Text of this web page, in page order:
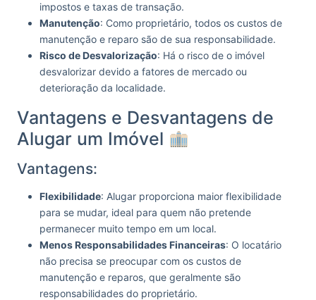
impostos e taxas de transação.
Manutenção: Como proprietário, todos os custos de
manutenção e reparo são de sua responsabilidade.
Risco de Desvalorização: Há o risco de o imóvel
desvalorizar devido a fatores de mercado ou
deterioração da localidade.
Vantagens e Desvantagens de
Alugar um Imóvel
Vantagens:
Flexibilidade: Alugar proporciona maior flexibilidade
para se mudar, ideal para quem não pretende
permanecer muito tempo em um local.
Menos Responsabilidades Financeiras: O locatário
não precisa se preocupar com os custos de
manutenção e reparos, que geralmente são
responsabilidades do proprietário.